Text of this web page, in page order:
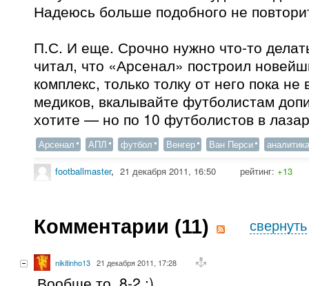
Надеюсь больше подобного не
П.С. И еще. Срочно нужно что-то
читал, что «Арсенал» построил
комплекс, только толку от него пока
медиков, вкалывайте футболистам
хотите — но по 10 футболистов в
Арсенал АПЛ футбол Венгер Ван Перси аналитика
footballmaster, 21 декабря 2011, 16:50 рейтинг: +13
Комментарии (11) свернуть
nikitinho13 21 декабря 2011, 17:28